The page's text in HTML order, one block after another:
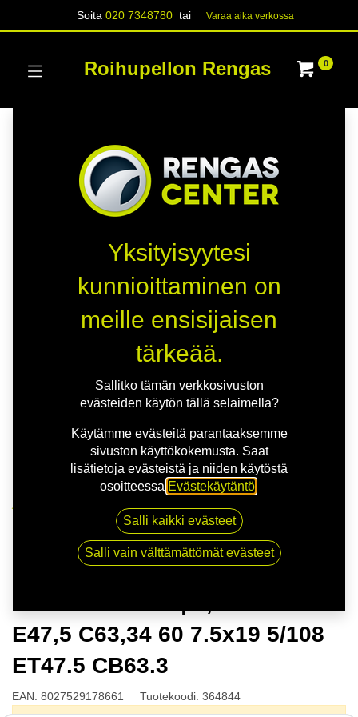
Soita020 7348780 tai Varaa aika verk​​​​ossa
Roihupellon Rengas 0
MSW 80 G.BLK | 7,5X19 5-108 E47,5 C63,34 60 7.5x19
5/108 ET47.5 CB63.3
E47,5 C63,34 60 7.5x19 5/108
ET47.5 CB63.3
EAN: 8027529178661 Tuotekoodi: 364844
Yksityisyytesi
kunnioittaminen on
meille ensisijaisen
tärkeää.
Sallitko tämän verkkosivuston
evästeiden käytön tällä selaimella?
Käytämme evästeitä parantaaksemme
sivuston käyttökokemusta. Saat
lisätietoja evästeistä ja niiden käytöstä
osoitteessa Evästekäytäntö
Salli kaikki evästeet
Salli vain välttämättömät evästeet